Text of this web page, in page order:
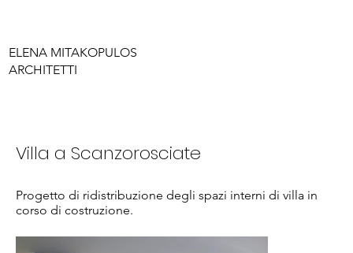
ELENA MITAKOPULOS
ARCHITETTI
Villa a Scanzorosciate
Progetto di ridistribuzione degli spazi interni di villa in
corso di costruzione.